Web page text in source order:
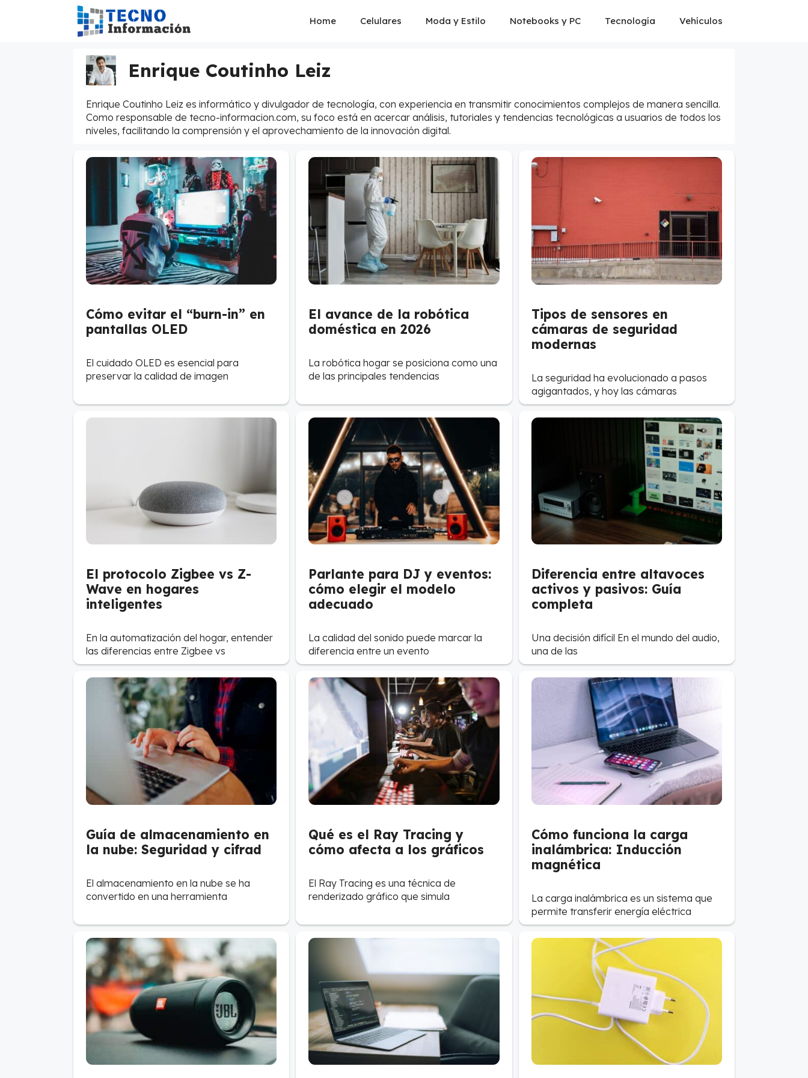
Home Celulares Moda y Estilo Notebooks y PC Tecnología Vehículos
Enrique Coutinho Leiz
Enrique Coutinho Leiz es informático y divulgador de tecnología, con experiencia en transmitir conocimientos complejos de manera sencilla.
Como responsable de tecno-informacion.com, su foco está en acercar análisis, tutoriales y tendencias tecnológicas a usuarios de todos los
niveles, facilitando la comprensión y el aprovechamiento de la innovación digital.
Cómo evitar el “burn-in” en
pantallas OLED
El cuidado OLED es esencial para
preservar la calidad de imagen
El avance de la robótica
doméstica en 2026
La robótica hogar se posiciona como una
de las principales tendencias
Tipos de sensores en
cámaras de seguridad
modernas
La seguridad ha evolucionado a pasos
agigantados, y hoy las cámaras
El protocolo Zigbee vs Z-
Wave en hogares
inteligentes
En la automatización del hogar, entender
las diferencias entre Zigbee vs
Parlante para DJ y eventos:
cómo elegir el modelo
adecuado
La calidad del sonido puede marcar la
diferencia entre un evento
Diferencia entre altavoces
activos y pasivos: Guía
completa
Una decisión difícil En el mundo del audio,
una de las
Guía de almacenamiento en
la nube: Seguridad y cifrad
El almacenamiento en la nube se ha
convertido en una herramienta
Qué es el Ray Tracing y
cómo afecta a los gráficos
El Ray Tracing es una técnica de
renderizado gráfico que simula
Cómo funciona la carga
inalámbrica: Inducción
magnética
La carga inalámbrica es un sistema que
permite transferir energía eléctrica